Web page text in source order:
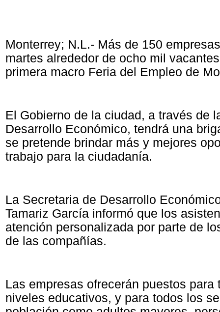
Monterrey; N.L.- Más de 150
martes alrededor de ocho mil
primera macro Feria del Empleo de
El Gobierno de la ciudad, a través de
Desarrollo Económico, tendrá una
se pretende brindar más y mejores
trabajo para la ciudadanía.
La Secretaria de Desarrollo
Tamariz García informó que los
atención personalizada por parte de
de las compañías.
Las empresas ofrecerán puestos para
niveles educativos, y para todos los